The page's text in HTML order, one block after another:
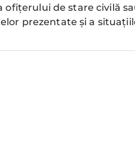
ofițerului de stare civilă
prezentate și a